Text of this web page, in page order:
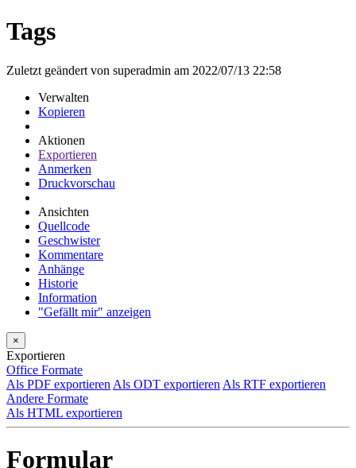
Tags
Zuletzt geändert von superadmin am 2022/07/13 22:58
Verwalten
Kopieren
Aktionen
Exportieren
Anmerken
Druckvorschau
Ansichten
Quellcode
Geschwister
Kommentare
Anhänge
Historie
Information
"Gefällt mir" anzeigen
×
Exportieren
Office Formate
Als PDF exportieren Als ODT exportieren Als RTF exportieren
Andere Formate
Als HTML exportieren
Formular